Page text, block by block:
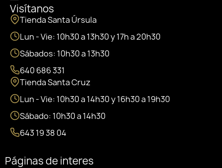
Visítanos
Tienda Santa Úrsula
Lun - Vie: 10h30 a 13h30 y 17h a 20h30
Sábados: 10h30 a 13h30
640 686 331
Tienda Santa Cruz
Lun - Vie: 10h30 a 14h30 y 16h30 a 19h30
Sábado: 10h30 a 14h30
643 19 38 04
Páginas de interes